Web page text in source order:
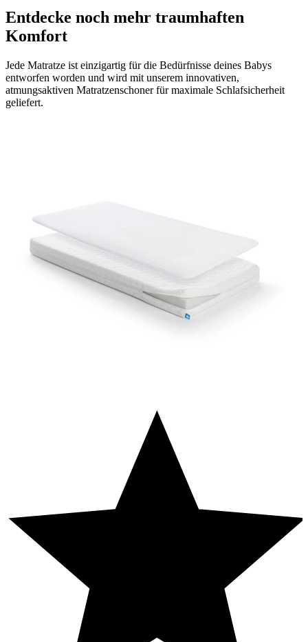
Entdecke noch mehr traumhaften
Komfort
Jede Matratze ist einzigartig für die Bedürfnisse deines Babys
entworfen worden und wird mit unserem innovativen,
atmungsaktiven Matratzenschoner für maximale Schlafsicherheit
geliefert.